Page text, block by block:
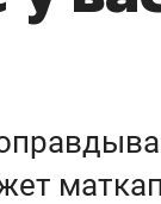
знать